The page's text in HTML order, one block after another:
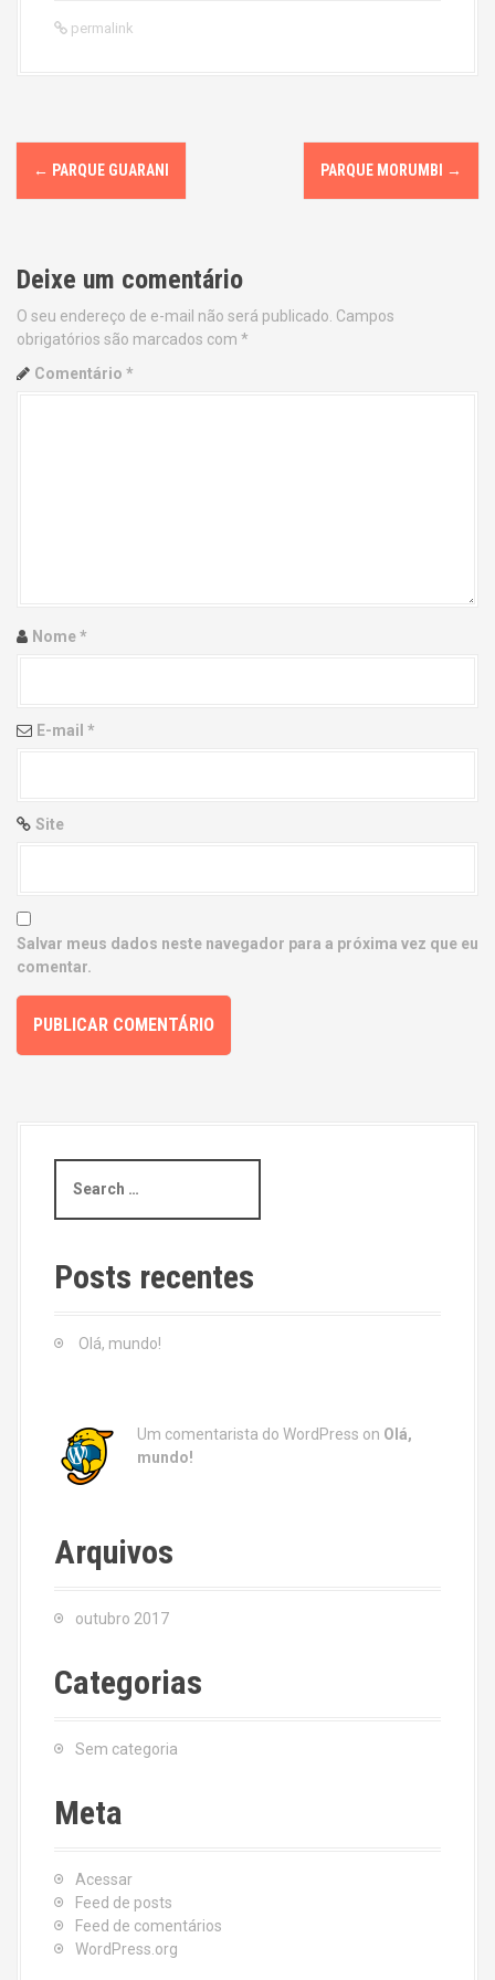
permalink
P
o
t
n
a
i
n
← PARQUE GUARANI PARQUE MORUMBI →
Deixe um comentário
O seu endereço de e-mail não será publicado. Campos
obrigatórios são marcados com *
Comentário *
Nome*
E-mail *
Site
Salvar meus dados neste navegador para a próxima vez que eu
comentar.
a
c
h
Posts recentes
Olá, mundo!
Um comentarista do WordPress on Olá,
mundo!
Arquivos
outubro 2017
Categorias
Sem categoria
Meta
Acessar
Feed de posts
Feed de comentários
WordPress.org